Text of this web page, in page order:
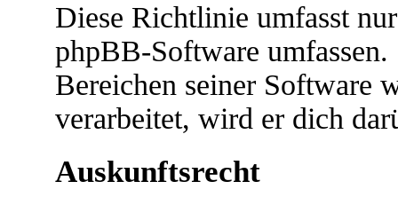
Diese Richtlinie umfasst
phpBB-Software
Bereichen seiner Software
verarbeitet, wird er dich
Auskunftsrecht